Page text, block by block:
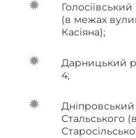
(в межах
Касіяна);
Дарницький
4;
Стальського